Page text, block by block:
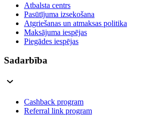
Atbalsta centrs
Pasūtījuma izsekošana
Atgriešanas un atmaksas politika
Maksājuma iespējas
Piegādes iespējas
Sadarbība
Cashback program
Referral link program